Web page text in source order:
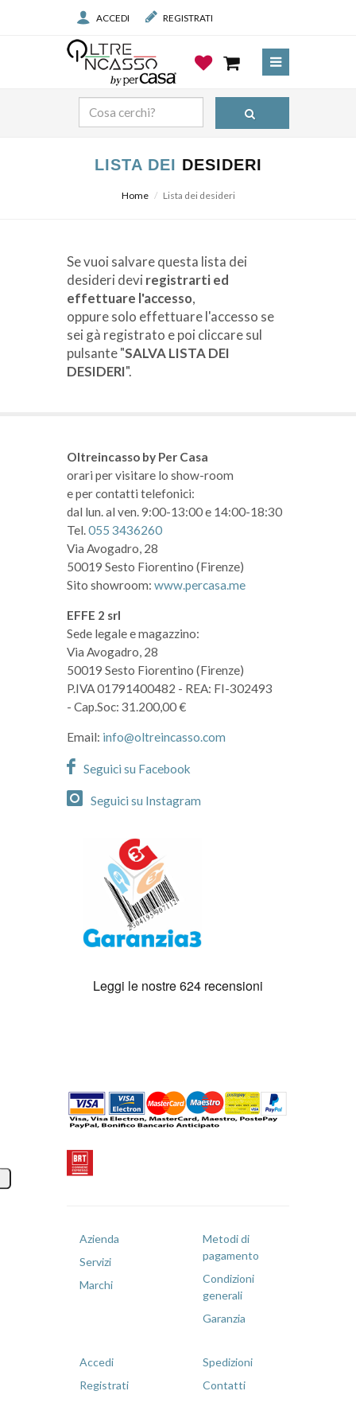
ACCEDI REGISTRATI
LISTA DEI DESIDERI
Home Lista dei desideri
Prodotto
Prezzo
Se vuoi salvare questa lista dei
desideri devi registrarti ed
effettuare l'accesso,
oppure solo effettuare l'accesso se
sei gà registrato e poi cliccare sul
pulsante "SALVA LISTA DEI
DESIDERI".
Oltreincasso by Per Casa
orari per visitare lo show-room
e per contatti telefonici:
dal lun. al ven. 9:00-13:00 e 14:00-18:30
Tel.055 3436260
Via Avogadro, 28
50019 Sesto Fiorentino (Firenze)
Sito showroom: www.percasa.me
EFFE 2 srl
Sede legale e magazzino:
Via Avogadro, 28
50019 Sesto Fiorentino (Firenze)
P.IVA 01791400482 - REA: FI-302493
- Cap.Soc: 31.200,00 €
Email: info@oltreincasso.com
Seguici su Facebook
Seguici su Instagram
Azienda
Servizi
Marchi
Metodi di
pagamento
Condizioni
generali
Garanzia
Accedi
Registrati
Spedizioni
Contatti